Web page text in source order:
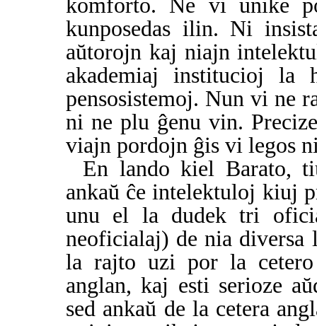
komforto. Ne vi unike
kunposedas ilin. Ni
aŭtorojn kaj niajn
akademiaj institucioj la
pensosistemoj. Nun vi ne
ni ne plu ĝenu vin.
viajn pordojn ĝis vi legos
En lando kiel Barato,
ankaŭ ĉe intelektuloj kiuj
unu el la dudek tri
neoficialaj) de nia
la rajto uzi por la
anglan, kaj esti serioze
sed ankaŭ de la cetera